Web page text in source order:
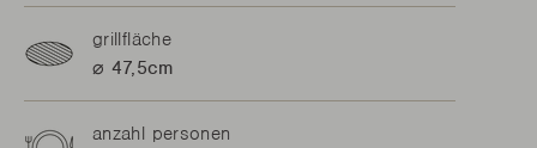
grillfläche
⌀ 47,5cm
anzahl personen